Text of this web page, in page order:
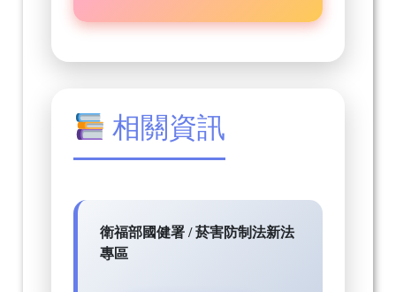
相關資訊
衛福部國健署 / 菸害防制法新法
專區